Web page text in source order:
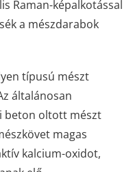
Raman-képalkotással
a mészdarabok
típusú mészt
általánosan
beton oltott mészt
magas
kalcium-oxidot,